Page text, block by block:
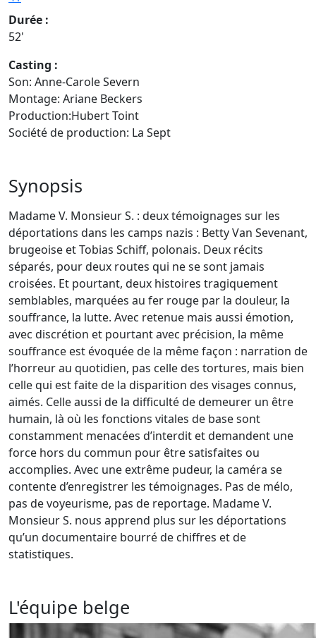
Durée :
52'
Casting :
Son: Anne-Carole Severn
Montage: Ariane Beckers
Production:Hubert Toint
Société de production: La Sept
Synopsis
Madame V. Monsieur S. : deux témoignages sur les
déportations dans les camps nazis : Betty Van Sevenant,
brugeoise et Tobias Schiff, polonais. Deux récits
séparés, pour deux routes qui ne se sont jamais
croisées. Et pourtant, deux histoires tragiquement
semblables, marquées au fer rouge par la douleur, la
souffrance, la lutte. Avec retenue mais aussi émotion,
avec discrétion et pourtant avec précision, la même
souffrance est évoquée de la même façon : narration de
l’horreur au quotidien, pas celle des tortures, mais bien
celle qui est faite de la disparition des visages connus,
aimés. Celle aussi de la difficulté de demeurer un être
humain, là où les fonctions vitales de base sont
constamment menacées d’interdit et demandent une
force hors du commun pour être satisfaites ou
accomplies. Avec une extrême pudeur, la caméra se
contente d’enregistrer les témoignages. Pas de mélo,
pas de voyeurisme, pas de reportage. Madame V.
Monsieur S. nous apprend plus sur les déportations
qu’un documentaire bourré de chiffres et de
statistiques.
L'équipe belge